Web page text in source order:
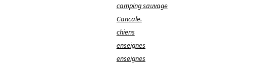
camping sauvage
Cancale.
chiens
enseignes
enseignes